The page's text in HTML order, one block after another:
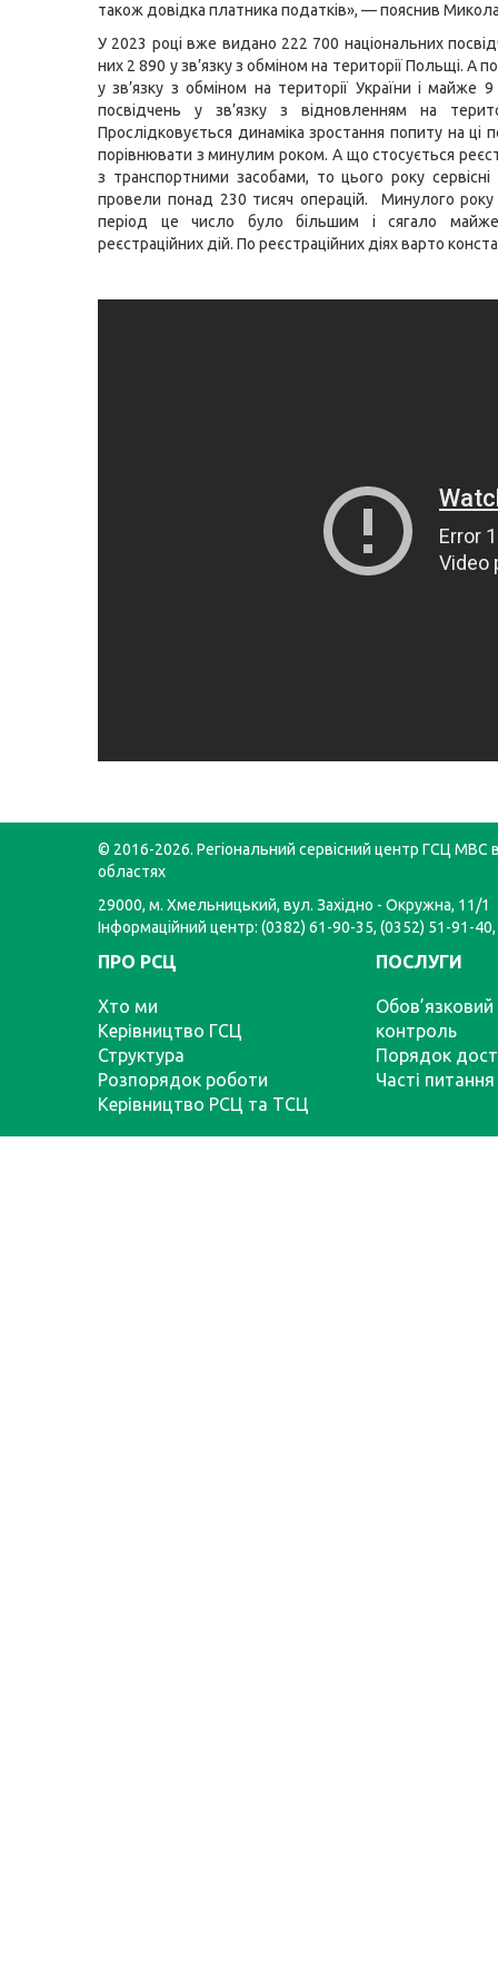
також довідка платника податків», — пояснив
У 2023 році вже видано 222 700 національних
них 2 890 у зв’язку з обміном на території Польщі. А
у зв’язку з обміном на території України і майже
посвідчень у зв’язку з відновленням на
Прослідковується динаміка зростання попиту на ці
порівнювати з минулим роком. А що стосується
з транспортними засобами, то цього року
провели понад 230 тисяч операцій. Минулого
період це число було більшим і сягало
реєстраційних дій. По реєстраційних діях варто
© 2016-2026. Регіональний сервісний центр ГСЦ МВС
областях
29000, м. Хмельницький, вул. Західно - Окружна, 11/1
Інформаційний центр: (0382) 61-90-35, (0352) 51-91-
ПРО РСЦ
Хто ми
Керівництво ГСЦ
Структура
Розпорядок роботи
Керівництво РСЦ та ТСЦ
ПОСЛУГИ
Обов’язковий
контроль
Порядок
Часті питання